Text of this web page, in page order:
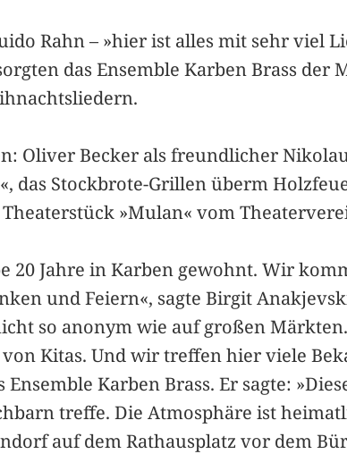
Rahn – »hier ist alles mit sehr viel
das Ensemble Karben Brass der
Oliver Becker als freundlicher
das Stockbrote-Grillen überm
»Mulan« vom
20 Jahre in Karben gewohnt. Wir
und Feiern«, sagte Birgit
so anonym wie auf großen
Kitas. Und wir treffen hier viele
Karben Brass. Er sagte:
treffe. Die Atmosphäre ist
auf dem Rathausplatz vor dem